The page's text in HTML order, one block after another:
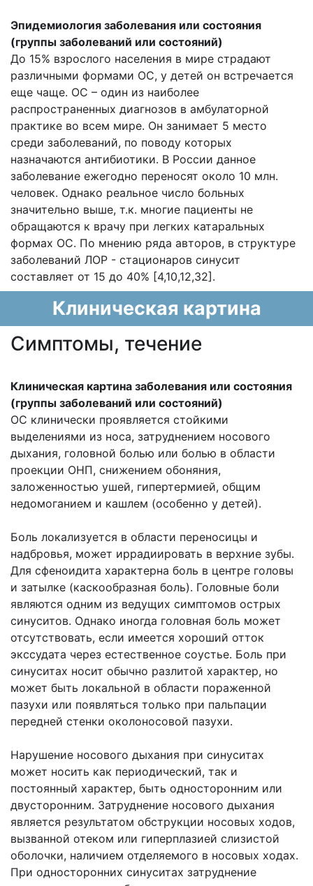
Эпидемиология заболевания или состояния
(группы заболеваний или состояний)
До 15% взрослого населения в мире страдают
различными формами ОС, у детей он встречается
еще чаще. ОС – один из наиболее
распространенных диагнозов в амбулаторной
практике во всем мире. Он занимает 5 место
среди заболеваний, по поводу которых
назначаются антибиотики. В России данное
заболевание ежегодно переносят около 10 млн.
человек. Однако реальное число больных
значительно выше, т.к. многие пациенты не
обращаются к врачу при легких катаральных
формах ОС. По мнению ряда авторов, в структуре
заболеваний ЛОР - стационаров синусит
составляет от 15 до 40% [4,10,12,32].
Клиническая картина
Cимптомы, течение
Клиническая картина заболевания или состояния
(группы заболеваний или состояний)
ОС клинически проявляется стойкими
выделениями из носа, затруднением носового
дыхания, головной болью или болью в области
проекции ОНП, снижением обоняния,
заложенностью ушей, гипертермией, общим
недомоганием и кашлем (особенно у детей).
Боль локализуется в области переносицы и
надбровья, может иррадиировать в верхние зубы.
Для сфеноидита характерна боль в центре головы
и затылке (каскообразная боль). Головные боли
являются одним из ведущих симптомов острых
синуситов. Однако иногда головная боль может
отсутствовать, если имеется хороший отток
экссудата через естественное соустье. Боль при
синуситах носит обычно разлитой характер, но
может быть локальной в области пораженной
пазухи или появляться только при пальпации
передней стенки околоносовой пазухи.
Нарушение носового дыхания при синуситах
может носить как периодический, так и
постоянный характер, быть односторонним или
двусторонним. Затруднение носового дыхания
является результатом обструкции носовых ходов,
вызванной отеком или гиперплазией слизистой
оболочки, наличием отделяемого в носовых ходах.
При односторонних синуситах затруднение